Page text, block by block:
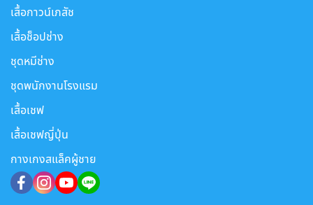
เสื้อกาวน์เภสัช
เสื้อช็อปช่าง
ชุดหมีช่าง
ชุดพนักงานโรงแรม
เสื้อเชฟ
เสื้อเชฟญี่ปุ่น
กางเกงสแล็คผู้ชาย